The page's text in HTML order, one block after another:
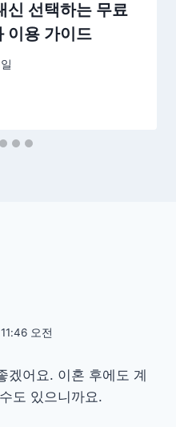
신 선택하는 무료
이용 가이드
오전
겠어요. 이혼 후에도 계
도 있으니까요.